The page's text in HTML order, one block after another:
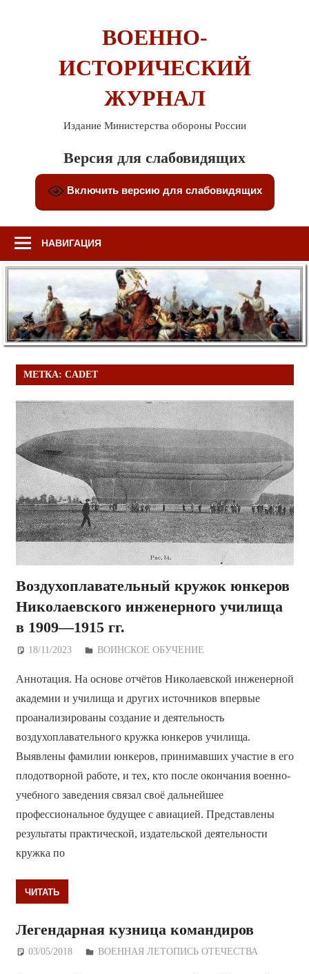
ВОЕННО-
ИСТОРИЧЕСКИЙ
ЖУРНАЛ
Издание Министерства обороны России
Версия для слабовидящих
Включить версию для слабовидящих
НАВИГАЦИЯ
МЕТКА: CADET
Воздухоплавательный кружок юнкеров
Николаевского инженерного училища
в 1909—1915 гг.
18/11/2023 Дежурный по Редакции
ВОИНСКОЕ ОБУЧЕНИЕ
Аннотация. На основе отчётов Николаевской инженерной
академии и училища и других источников впервые
проанализированы создание и деятельность
воздухоплавательного кружка юнкеров училища.
Выявлены фамилии юнкеров, принимавших участие в его
плодотворной работе, и тех, кто после окончания военно-
учебного заведения связал своё дальнейшее
профессиональное будущее с авиацией. Представлены
результаты практической, издательской деятельности
кружка по
ЧИТАТЬ
Легендарная кузница командиров
03/05/2018 Дежурный по Редакции
ВОЕННАЯ ЛЕТОПИСЬ ОТЕЧЕСТВА